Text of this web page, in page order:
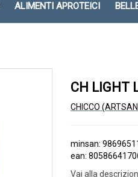
ALIMENTI APROTEICI
CH LIGHT
CHICCO
minsan:
ean:
Vai alla